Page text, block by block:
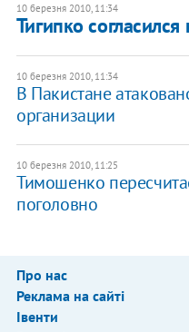
10 березня 2010, 11:34
Тигипко
10 березня 2010, 11:34
В Пакистане
организации
10 березня 2010, 11:25
Тимошенко
поголовно
Про нас
Реклама на сайті
Івенти